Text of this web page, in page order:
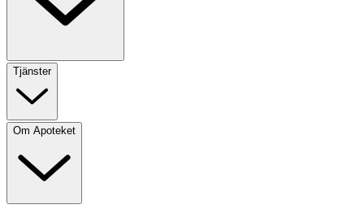
Tjänster
Om Apoteket